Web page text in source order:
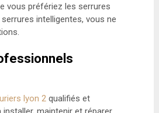
vous préfériez les serrures
intelligentes, vous ne
lyon 2 qualifiés et